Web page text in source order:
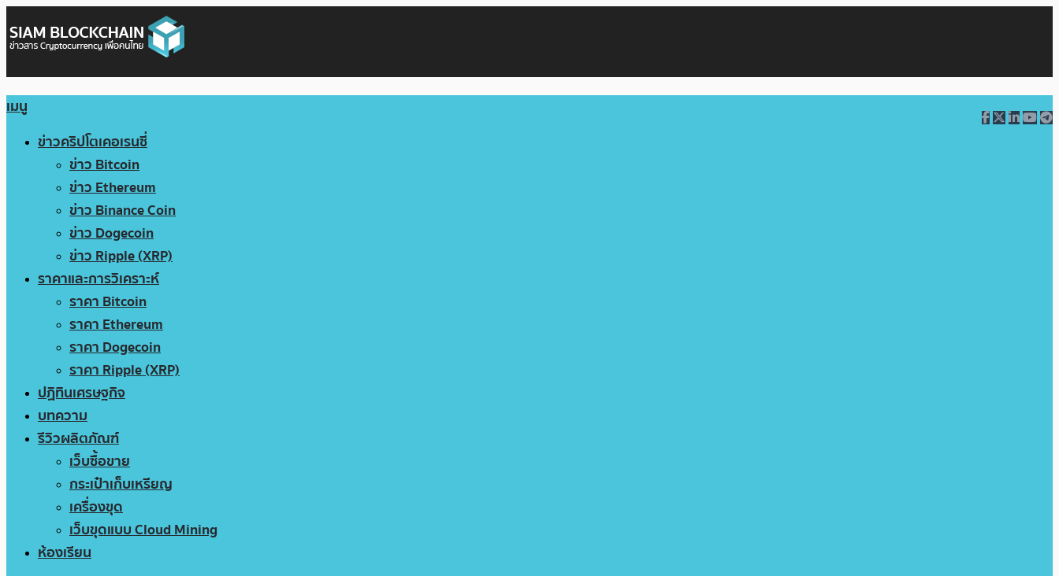
เมนู
ข่าวคริปโตเคอเรนซี่
ข่าว Bitcoin
ข่าว Ethereum
ข่าว Binance Coin
ข่าว Dogecoin
ข่าว Ripple (XRP)
ราคาและการวิเคราะห์
ราคา Bitcoin
ราคา Ethereum
ราคา Dogecoin
ราคา Ripple (XRP)
ปฏิทินเศรษฐกิจ
บทความ
รีวิวผลิตภัณฑ์
เว็บซื้อขาย
กระเป๋าเก็บเหรียญ
เครื่องขุด
เว็บขุดแบบ Cloud Mining
ห้องเรียน